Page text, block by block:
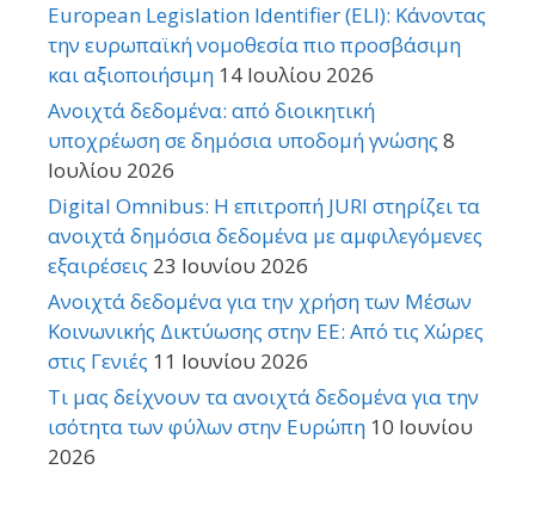
European Legislation Identifier (ELI): Κάνοντας
την ευρωπαϊκή νομοθεσία πιο προσβάσιμη
και αξιοποιήσιμη 14 Ιουλίου 2026
Ανοιχτά δεδομένα: από διοικητική
υποχρέωση σε δημόσια υποδομή γνώσης 8
Ιουλίου 2026
Digital Omnibus: Η επιτροπή JURI στηρίζει τα
ανοιχτά δημόσια δεδομένα με αμφιλεγόμενες
εξαιρέσεις 23 Ιουνίου 2026
Ανοιχτά δεδομένα για την χρήση των Μέσων
Κοινωνικής Δικτύωσης στην ΕΕ: Από τις Χώρες
στις Γενιές 11 Ιουνίου 2026
Τι μας δείχνουν τα ανοιχτά δεδομένα για την
ισότητα των φύλων στην Ευρώπη 10 Ιουνίου
2026